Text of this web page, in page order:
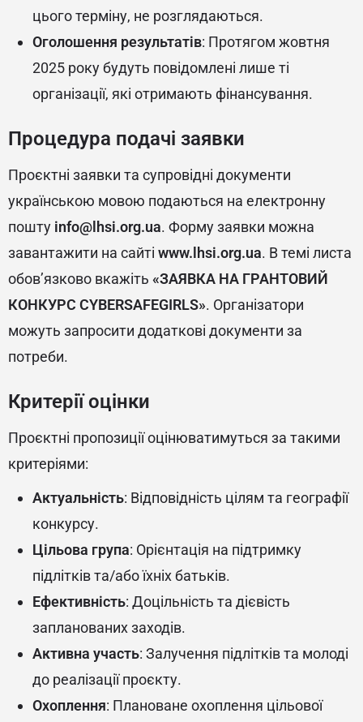
цього терміну, не розглядаються.
Оголошення результатів: Протягом жовтня
2025 року будуть повідомлені лише ті
організації, які отримають фінансування.
Процедура подачі заявки
Проєктні заявки та супровідні документи
українською мовою подаються на електронну
пошту info@lhsi.org.ua. Форму заявки можна
завантажити на сайті www.lhsi.org.ua. В темі листа
обов’язково вкажіть «ЗАЯВКА НА ГРАНТОВИЙ
КОНКУРС CYBERSAFEGIRLS». Організатори
можуть запросити додаткові документи за
потреби.
Критерії оцінки
Проєктні пропозиції оцінюватимуться за такими
критеріями:
Актуальність: Відповідність цілям та географії
конкурсу.
Цільова група: Орієнтація на підтримку
підлітків та/або їхніх батьків.
Ефективність: Доцільність та дієвість
запланованих заходів.
Активна участь: Залучення підлітків та молоді
до реалізації проєкту.
Охоплення: Плановане охоплення цільової